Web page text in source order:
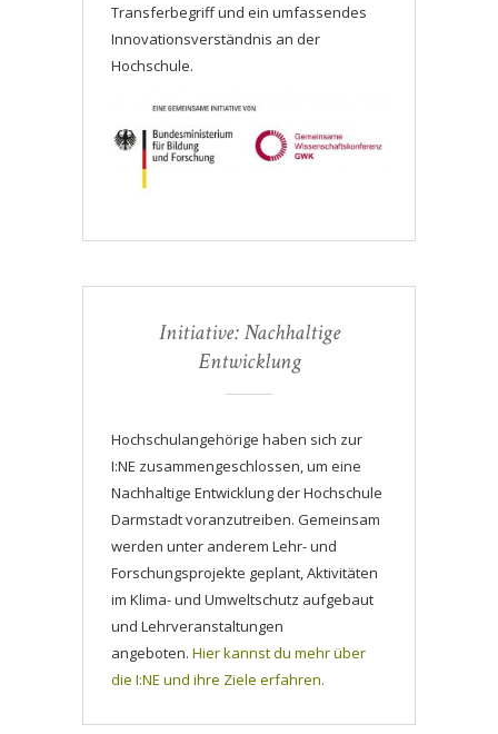
Transferbegriff und ein umfassendes
Innovationsverständnis an der
Hochschule.
Initiative: Nachhaltige
Entwicklung
Hochschulangehörige haben sich zur
I:NE zusammengeschlossen, um eine
Nachhaltige Entwicklung der Hochschule
Darmstadt voranzutreiben. Gemeinsam
werden unter anderem Lehr- und
Forschungsprojekte geplant, Aktivitäten
im Klima- und Umweltschutz aufgebaut
und Lehrveranstaltungen
angeboten. Hier kannst du mehr über
die I:NE und ihre Ziele erfahren.